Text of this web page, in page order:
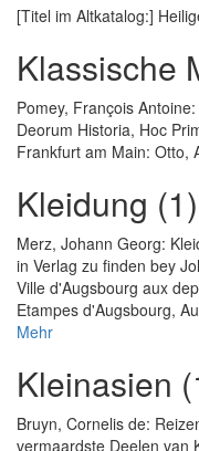
[Titel im Altkatalog:]
Klassische
Pomey, François Antoine:
Deorum Historia, Hoc
Frankfurt am Main: Otto,
Kleidung (1)
Merz, Johann Georg:
in Verlag zu finden bey
Ville d'Augsbourg aux
Etampes d'Augsbourg,
Mehr
Kleinasien
Bruyn, Cornelis de:
vermaardste Deelen van